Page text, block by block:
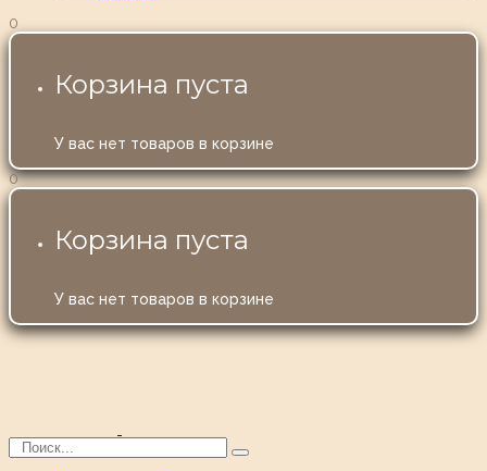
0
Корзина пуста
У вас нет товаров в корзине
0
Корзина пуста
У вас нет товаров в корзине